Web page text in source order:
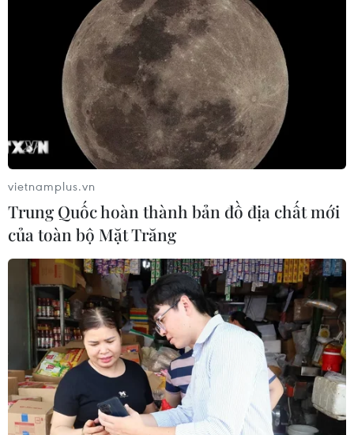
vietnamplus.vn
Trung Quốc hoàn thành bản đồ địa chất mới
của toàn bộ Mặt Trăng